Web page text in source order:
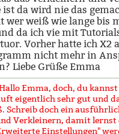
ist da wird nie das
wer weiß wie lange bis
da ich vie mit
Vorher hatte ich X2
nicht mehr in
Liebe Grüße Emma
Emma, doch, du kannst
eigentlich sehr gut und
Schreib doch ein
Verkleinern, damit lernst
Einstellungen"